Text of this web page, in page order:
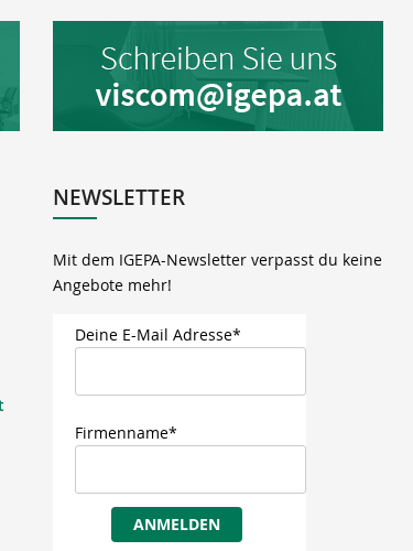
NEWSLETTER
Mit dem IGEPA-Newsletter verpasst du keine
Angebote mehr!
Deine E-Mail Adresse*
Firmenname*
ANMELDEN